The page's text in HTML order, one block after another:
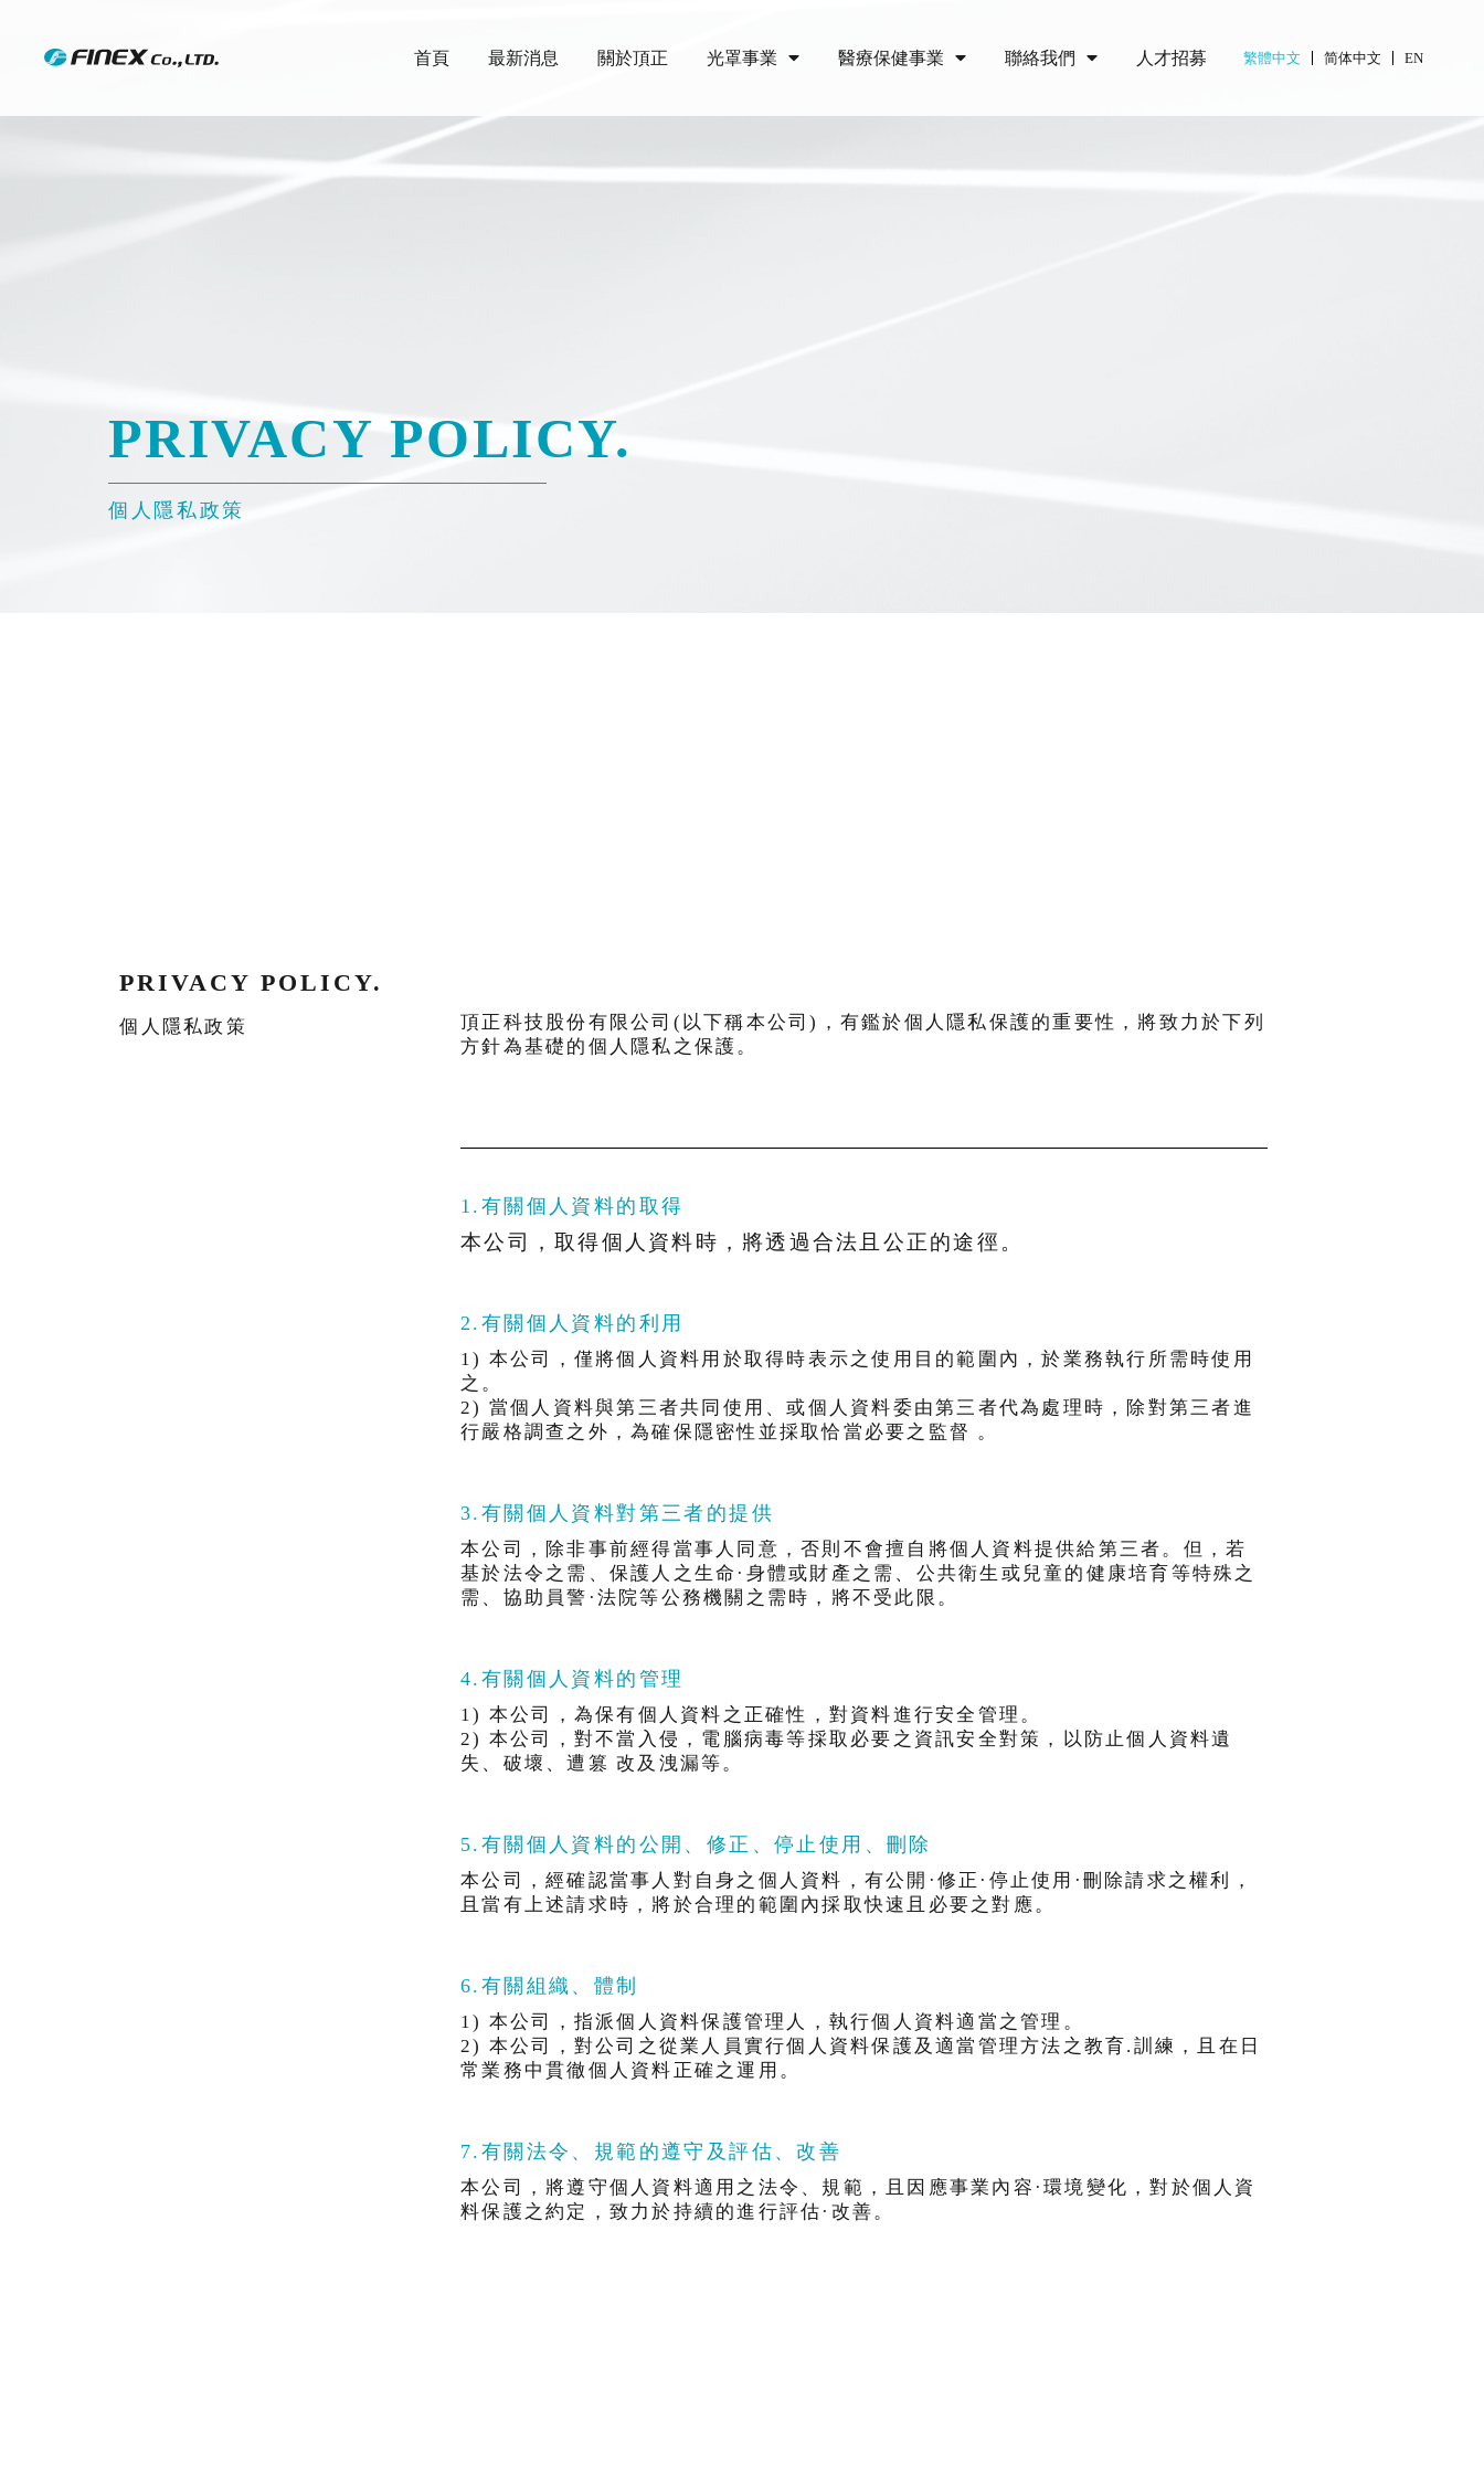
首頁 最新消息 關於頂正 光罩事業 醫療保健事業 聯絡我們 人才招募 繁體中文 简体中文 EN
PRIVACY POLICY.
個人隱私政策
PRIVACY POLICY.
個人隱私政策
頂正科技股份有限公司(以下稱本公司)，有鑑於個人隱私保護的重要性，將致力於下列
方針為基礎的個人隱私之保護。
1.有關個人資料的取得
本公司，取得個人資料時，將透過合法且公正的途徑。
2.有關個人資料的利用
1) 本公司，僅將個人資料用於取得時表示之使用目的範圍內，於業務執行所需時使用
之。
2) 當個人資料與第三者共同使用、或個人資料委由第三者代為處理時，除對第三者進
行嚴格調查之外，為確保隱密性並採取恰當必要之監督 。
3.有關個人資料對第三者的提供
本公司，除非事前經得當事人同意，否則不會擅自將個人資料提供給第三者。但，若
基於法令之需、保護人之生命·身體或財產之需、公共衛生或兒童的健康培育等特殊之
需、協助員警·法院等公務機關之需時，將不受此限。
4.有關個人資料的管理
1) 本公司，為保有個人資料之正確性，對資料進行安全管理。
2) 本公司，對不當入侵，電腦病毒等採取必要之資訊安全對策，以防止個人資料遺
失、破壞、遭篡 改及洩漏等。
5.有關個人資料的公開、修正、停止使用、刪除
本公司，經確認當事人對自身之個人資料，有公開·修正·停止使用·刪除請求之權利，
且當有上述請求時，將於合理的範圍內採取快速且必要之對應。
6.有關組織、體制
1) 本公司，指派個人資料保護管理人，執行個人資料適當之管理。
2) 本公司，對公司之從業人員實行個人資料保護及適當管理方法之教育.訓練，且在日
常業務中貫徹個人資料正確之運用。
7.有關法令、規範的遵守及評估、改善
本公司，將遵守個人資料適用之法令、規範，且因應事業內容·環境變化，對於個人資
料保護之約定，致力於持續的進行評估·改善。